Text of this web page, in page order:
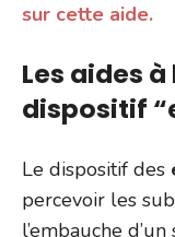
sur cette aide.
Les aides
dispositif
Le dispositif des
percevoir les
l’embauche